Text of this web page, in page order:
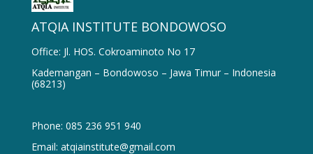
ATQIA INSTITUTE BONDOWOSO
Office: Jl. HOS. Cokroaminoto No 17
Kademangan – Bondowoso – Jawa Timur – Indonesia
(68213)
Phone: 085 236 951 940
Email: atqiainstitute@gmail.com